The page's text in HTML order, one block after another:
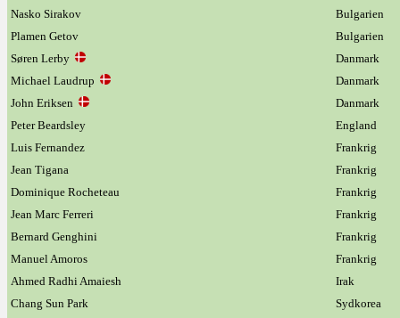
Nasko Sirakov
Bulgarien
Plamen Getov
Bulgarien
Søren Lerby
Danmark
Michael Laudrup
Danmark
John Eriksen
Danmark
Peter Beardsley
England
Luis Fernandez
Frankrig
Jean Tigana
Frankrig
Dominique Rocheteau
Frankrig
Jean Marc Ferreri
Frankrig
Bernard Genghini
Frankrig
Manuel Amoros
Frankrig
Ahmed Radhi Amaiesh
Irak
Chang Sun Park
Sydkorea